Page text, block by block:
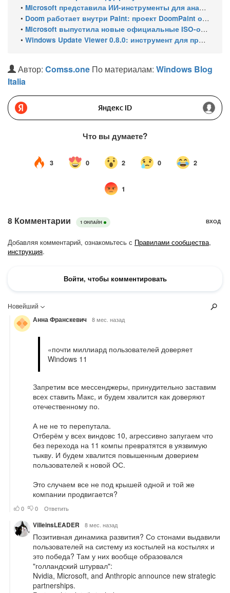
• Microsoft представила ИИ-инструменты для анализа производительности Windows: ETW MCP и WPA MCP
• Doom работает внутри Paint: проект DoomPaint от технического директора Microsoft Azure
• Microsoft выпустила новые официальные ISO-образы Windows 11 для инсайдеров
• Windows Update Viewer 0.8.0: инструмент для просмотра истории обновлений Windows 11 и Windows 10 получил улучшения
Автор: Comss.one По материалам: Windows Blog
Italia